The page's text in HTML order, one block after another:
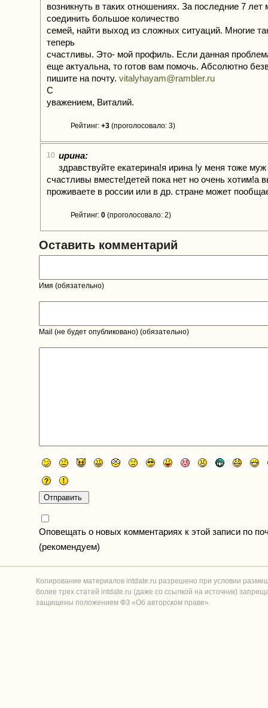
возникнуть в таких отношениях. За последние 7 лет
соединить большое количество
семей, найти выход из сложных ситуаций. Многие
теперь
счастливы. Это- мой профиль. Если данная
еще актуальна, то готов вам помочь. Абсолютно
пишите на почту. vitalyhayam@rambler.ru
С
уважением, Виталий.
Рейтинг: +3 (проголосовало: 3)
10 ирина:
здравствуйте екатерина!я ирина !у меня тоже
счастливы вместе!детей пока нет но очень хотим!а
проживаете в россии или в др. стране может
Рейтинг: 0 (проголосовало: 2)
Оставить комментарий
Имя (обязательно)
Mail (не будет опубликовано) (обязательно)
Оповещать о новых комментариях к этой записи по
(рекомендуем)
Копирование материалов intdate.ru разрешено при условии
более трех статей intdate.ru (даже со ссылкой на источник)
защищены положением ФЗ «Об авторском праве».